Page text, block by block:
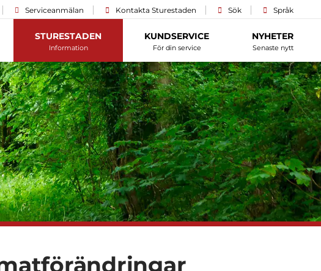
Serviceanmälan Kontakta Sturestaden Sök Språk
STURESTADEN
Information
KUNDSERVICE
För din service
NYHETER
Senaste nytt